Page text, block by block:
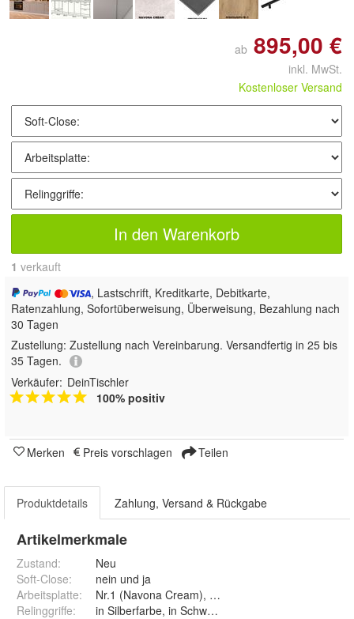
ab 895,00 €
inkl. MwSt.
Kostenloser Versand
In den Warenkorb
1 verkauft
, Lastschrift, Kreditkarte, Debitkarte,
Ratenzahlung, Sofortüberweisung, Überweisung, Bezahlung nach
30 Tagen
Zustellung: Zustellung nach Vereinbarung. Versandfertig in 25 bis
35 Tagen.
Verkäufer: DeinTischler
100% positiv
Merken Preis vorschlagen Teilen
Produktdetails Zahlung, Versand & Rückgabe
Artikelmerkmale
Zustand:
Neu
Soft-Close:
nein und ja
Arbeitsplatte:
Relinggriffe: